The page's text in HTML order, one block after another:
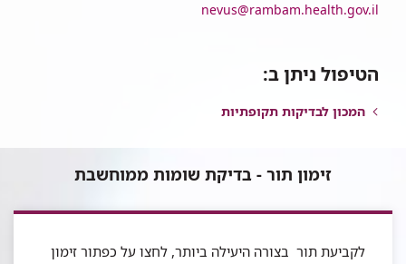
nevus@rambam.health.gov.il
הטיפול ניתן ב:
המכון לבדיקות תקופתיות
זימון תור - בדיקת שומות ממוחשבת
לקביעת תור בצורה היעילה ביותר, לחצו על כפתור זימון